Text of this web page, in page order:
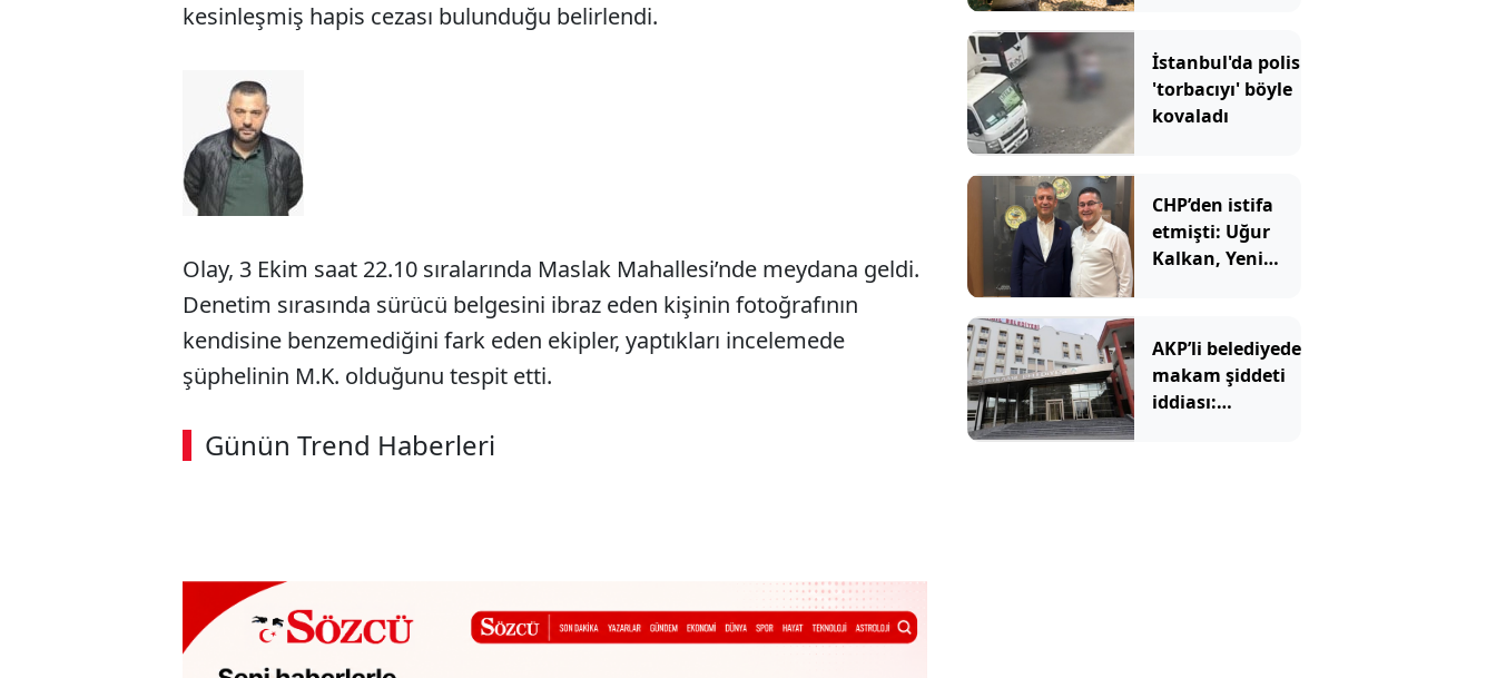
kesinleşmiş hapis cezası bulunduğu belirlendi.
Olay, 3 Ekim saat 22.10 sıralarında Maslak Mahallesi’nde meydana geldi.
Denetim sırasında sürücü belgesini ibraz eden kişinin fotoğrafının
kendisine benzemediğini fark eden ekipler, yaptıkları incelemede
şüphelinin M.K. olduğunu tespit etti.
Günün Trend Haberleri
İstanbul'da polis
'torbacıyı' böyle
kovaladı
CHP’den istifa
etmişti: Uğur
Kalkan, Yeni
AKP’li belediyede
makam şiddeti
iddiası: